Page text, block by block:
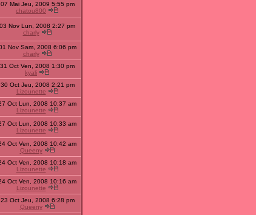
07 Mai Jeu, 2009 5:55 pm
chatou800
03 Nov Lun, 2008 2:27 pm
charly
Nov Sam, 2008 6:06 pm
charly
31 Oct Ven, 2008 1:30 pm
kyali
30 Oct Jeu, 2008 2:21 pm
Lizounette
Oct Lun, 2008 10:37 am
Lizounette
Oct Lun, 2008 10:33 am
Lizounette
Oct Ven, 2008 10:42 am
Queeny
Oct Ven, 2008 10:18 am
Lizounette
Oct Ven, 2008 10:16 am
Lizounette
23 Oct Jeu, 2008 6:28 pm
Queeny